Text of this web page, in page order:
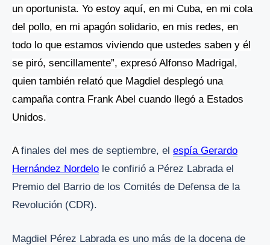
un oportunista. Yo estoy aquí, en mi Cuba, en mi cola
del pollo, en mi apagón solidario, en mis redes, en
todo lo que estamos viviendo que ustedes saben y él
se piró, sencillamente”, expresó Alfonso Madrigal,
quien también relató que Magdiel desplegó una
campaña contra Frank Abel cuando llegó a Estados
Unidos.
Afinales del mes de septiembre, el espía Gerardo
Hernández Nordelo le confirió a Pérez Labrada el
Premio del Barrio de los Comités de Defensa de la
Revolución (CDR).
Magdiel Pérez Labrada es uno más de la docena de